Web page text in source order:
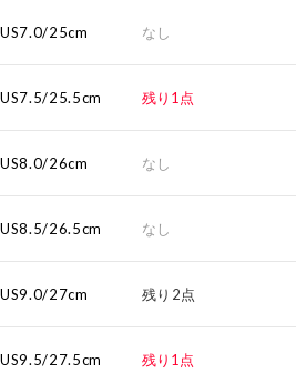
US7.0/25cm なし
US7.5/25.5cm 残り1点
US8.0/26cm なし
US8.5/26.5cm なし
US9.0/27cm 残り2点
US9.5/27.5cm 残り1点